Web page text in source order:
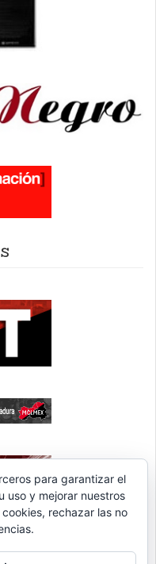
para garantizar el
uso y mejorar nuestros
rechazar las no